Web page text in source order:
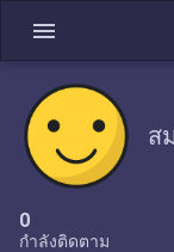
menu
ส
0
กำลังติดตาม